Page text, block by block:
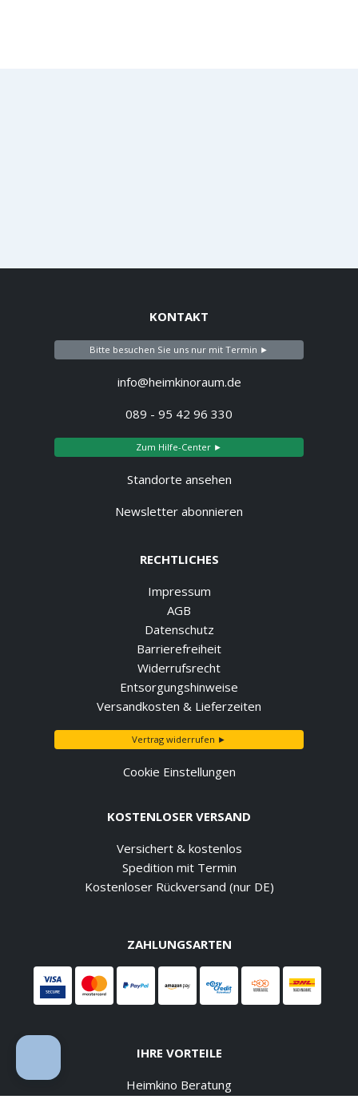
KONTAKT
Bitte besuchen Sie uns nur mit Termin ►
info@heimkinoraum.de
089 - 95 42 96 330
Zum Hilfe-Center ►
Standorte ansehen
Newsletter abonnieren
RECHTLICHES
Impressum
AGB
Datenschutz
Barrierefreiheit
Widerrufsrecht
Entsorgungshinweise
Versandkosten & Lieferzeiten
Vertrag widerrufen ►
Cookie Einstellungen
KOSTENLOSER VERSAND
Versichert & kostenlos
Spedition mit Termin
Kostenloser Rückversand (nur DE)
ZAHLUNGSARTEN
IHRE VORTEILE
Heimkino Beratung